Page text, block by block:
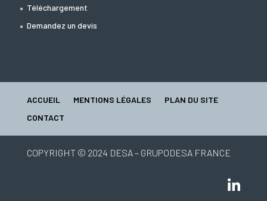
Téléchargement
Demandez un devis
ACCUEIL MENTIONS LÉGALES
PLAN DU SITE
CONTACT
COPYRIGHT © 2024 DESA – GRUPODESA FRANCE
